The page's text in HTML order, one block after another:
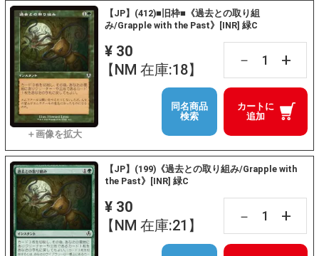
【JP】(412)■旧枠■《過去との取り組
み/Grapple with the Past》[INR] 緑C
¥ 30
【NM 在庫:18】
－ +
カートに
追加
同名商品
検索
【JP】(199)《過去との取り組み/Grapple with
the Past》[INR] 緑C
¥ 30
【NM 在庫:21】
－ +